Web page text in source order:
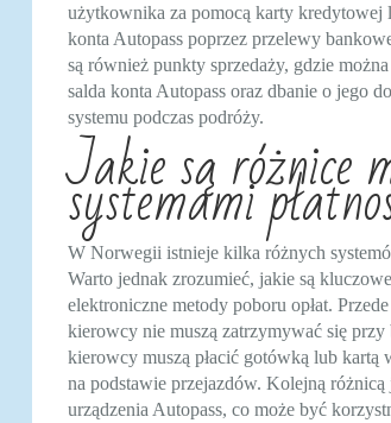
użytkownika za pomocą karty kredytowej
konta Autopass poprzez przelewy
są również punkty sprzedaży, gdzie
salda konta Autopass oraz dbanie o jego
systemu podczas podróży.
Jakie są różnice
systemami
W Norwegii istnieje kilka różnych
Warto jednak zrozumieć, jakie są
elektroniczne metody poboru opłat.
kierowcy nie muszą zatrzymywać się
kierowcy muszą płacić gotówką lub kartą
na podstawie przejazdów. Kolejną
urządzenia Autopass, co może być